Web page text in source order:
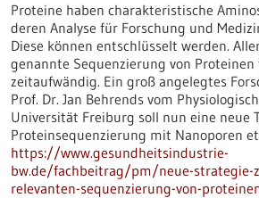
Proteine haben charakteristische
deren Analyse für Forschung und
Diese können entschlüsselt werden.
genannte Sequenzierung von
zeitaufwändig. Ein groß angelegtes
Prof. Dr. Jan Behrends vom
Universität Freiburg soll nun eine neue
Proteinsequenzierung mit Nanoporen
https://www.gesundheitsindustrie-
bw.de/fachbeitrag/pm/neue-strategie-
relevanten-sequenzierung-von-